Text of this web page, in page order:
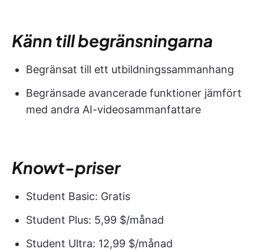
Känn till begränsningarna
Begränsat till ett utbildningssammanhang
Begränsade avancerade funktioner jämfört
med andra AI-videosammanfattare
Knowt-priser
Student Basic: Gratis
Student Plus: 5,99 $/månad
Student Ultra: 12,99 $/månad